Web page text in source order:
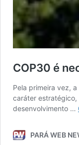
COP30 é
Pela primeira vez,
caráter estratégico,
desenvolvimento …
PARÁ WEB